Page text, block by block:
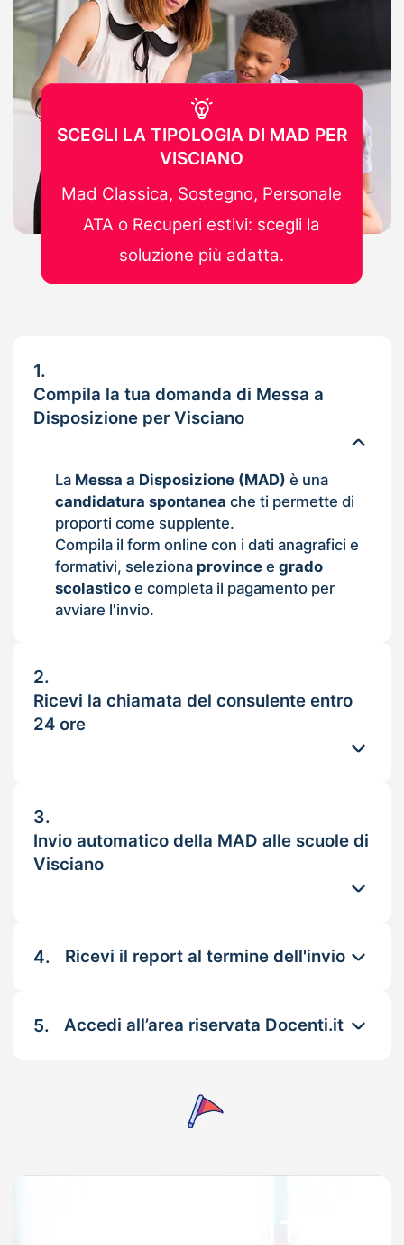
1.
Compila la tua domanda di Messa a
Disposizione per Visciano
La Messa a Disposizione (MAD) è una
candidatura spontanea che ti permette di
proporti come supplente.
Compila il form online con i dati anagrafici e
formativi, seleziona provincee grado
scolasticoe completa il pagamento per
avviare l'invio.
2.
Ricevi la chiamata del consulente entro
24 ore
3.
Invio automatico della MAD alle scuole di
Visciano
4. Ricevi il report al termine dell'invio
5. Accedi all’area riservata Docenti.it
SCEGLI LA TIPOLOGIA DI MAD PER
VISCIANO
Mad Classica, Sostegno, Personale
ATA o Recuperi estivi: scegli la
soluzione più adatta.